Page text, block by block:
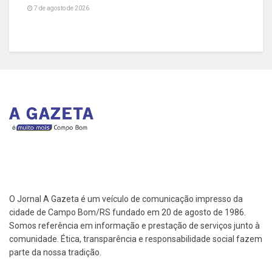
7 de agosto de 2026
O Jornal A Gazeta é um veículo de comunicação impresso da
cidade de Campo Bom/RS fundado em 20 de agosto de 1986.
Somos referência em informação e prestação de serviços junto à
comunidade. Ética, transparência e responsabilidade social fazem
parte da nossa tradição.